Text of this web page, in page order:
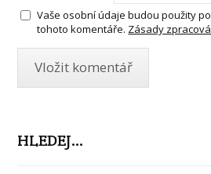
Vaše osobní údaje budou použity
tohoto komentáře. Zásady
HLEDEJ…